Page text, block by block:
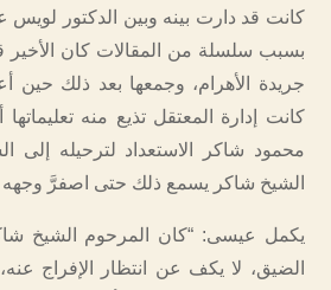
كانت قد دارت بينه وبين الدكتور
بسبب سلسلة من المقالات كان
جريدة الأهرام، وجمعها بعد ذلك حين
كانت إدارة المعتقل تذيع منه
محمود شاكر الاستعداد لترحيله إلى
الشيخ شاكر يسمع ذلك حتى اصفرَّ وجهه
يكمل عيسى: “كان المرحوم الشيخ
الضيق، لا يكف عن انتظار الإفراج